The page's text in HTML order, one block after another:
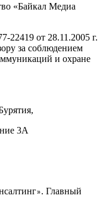
«Байкал Медиа
от 28.11.2005 г.
за соблюдением
и охране
3А
». Главный